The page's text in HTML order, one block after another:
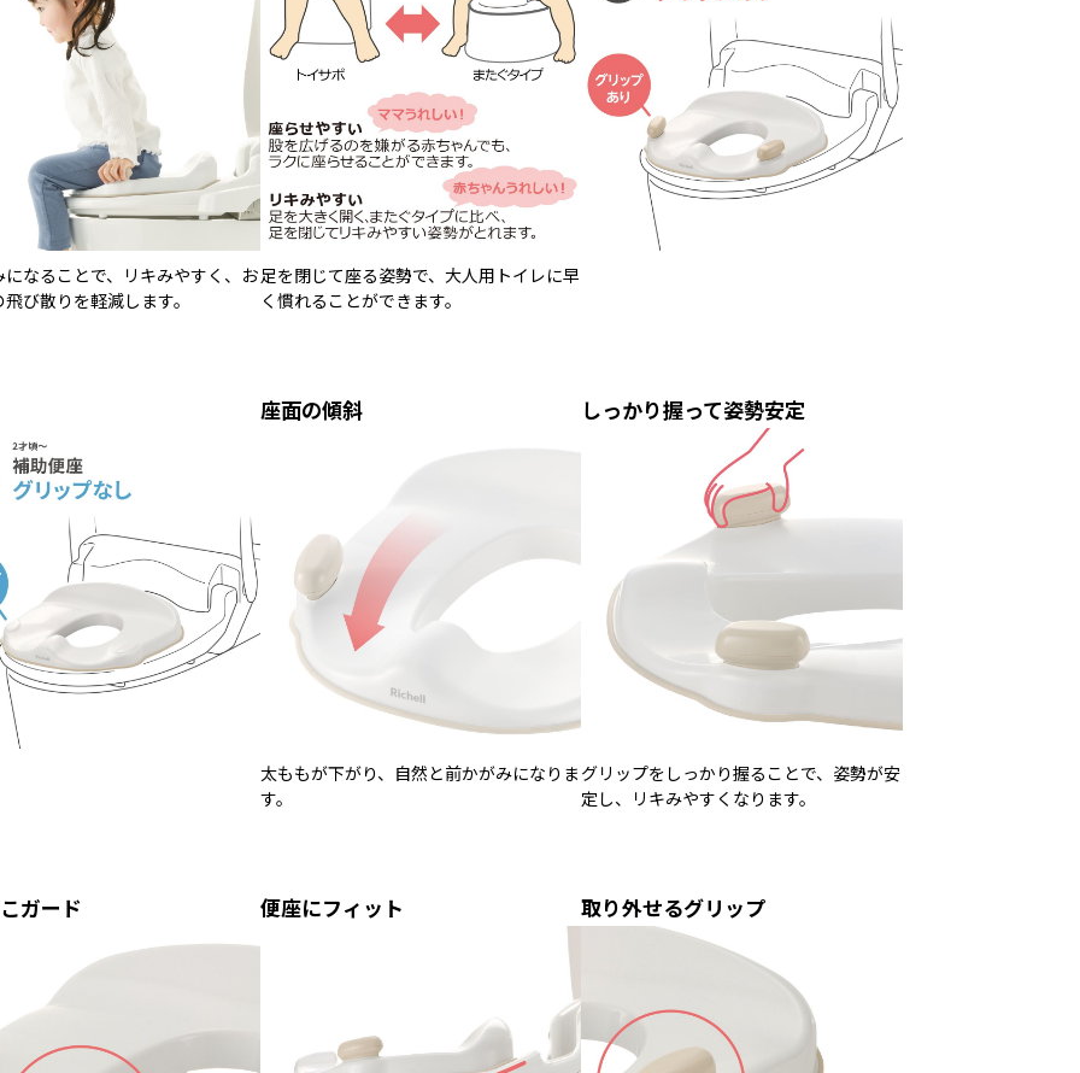
になることで、リキみやすく、お
び散りを軽減します。
足を閉じて座る姿勢で、大人用トイレに早
く慣れることができます。
座面の傾斜
太ももが下がり、自然と前かがみになりま
す。
しっかり握って姿勢安定
グリップをしっかり握ることで、姿勢が安
定し、リキみやすくなります。
ガード 便座にフィット 取り外せるグリップ